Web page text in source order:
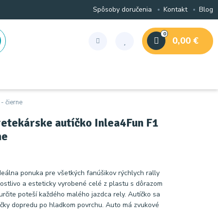
Spôsoby doručenia Kontakt Blog
0
0,00 €
čierne
autíčko Inlea4Fun F1
ponuka pre všetkých fanúšikov rýchlych rally
a esteticky vyrobené celé z plastu s dôrazom
poteší každého malého jazdca rely. Autíčko sa
dopredu po hladkom povrchu. Auto má zvukové